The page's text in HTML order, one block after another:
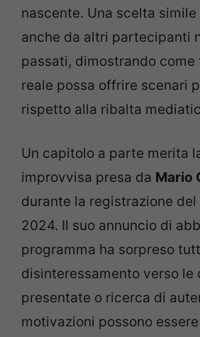
nascente. Una scelta
anche da altri partecipanti
passati, dimostrando
reale possa offrire scenari
rispetto alla ribalta
Un capitolo a parte merita
improvvisa presa da Mario
durante la registrazione del
2024. Il suo annuncio di
programma ha sorpreso
disinteressamento verso le
presentate o ricerca di
motivazioni possono